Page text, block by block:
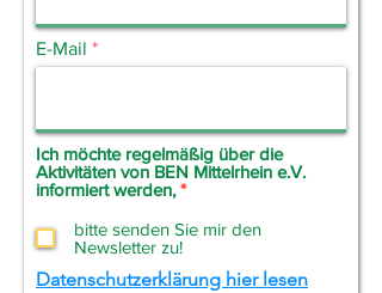
E-Mail
Ich möchte regelmäßig über die
Aktivitäten von BEN Mittelrhein e.V.
informiert werden, *P
l
i
h
bitte senden Sie mir den
Newsletter zu!
Datenschutzerklärung hier lesen